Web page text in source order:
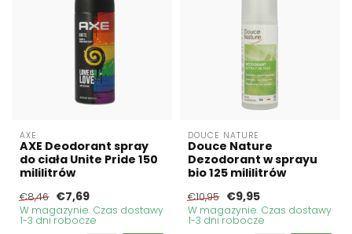
AXE
AXE Deodorant spray
do ciała Unite Pride 150
mililitrów
€8,46 €7,69
W magazynie. Czas dostawy
1-3 dni robocze
DOUCE NATURE
Douce Nature
Dezodorant w sprayu
bio 125 mililitrów
€10,95 €9,95
W magazynie. Czas dostawy
1-3 dni robocze